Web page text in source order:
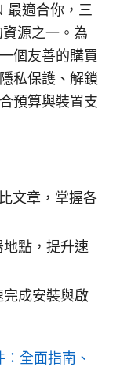
最適合你，三
源之一。為
個友善的購買
私保護、解鎖
預算與裝置支
文章，掌握各
點，提升速
成安裝與啟
全面指南、